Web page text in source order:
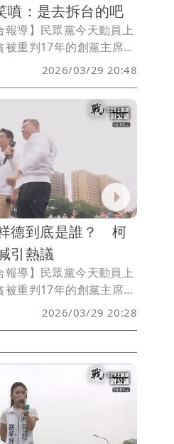
：是去拆台的吧
報導】民眾黨今天動員上
被重判17年的創黨主席柯
市議員江和樹在致詞時表
是不對，但是阿北（指
拿錢耶！」
2026/03/29 20:48
德到底是誰？ 柯
引熱議
報導】民眾黨今天動員上
被重判17年的創黨主席柯
大舞台致詞後，又穿越人
喊點名「賴祥德」，讓
2026/03/29 20:28